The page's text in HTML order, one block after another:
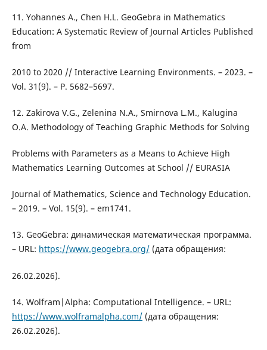
11. Yohannes A., Chen H.L. GeoGebra in Mathematics
Education: A Systematic Review of Journal Articles Published
from
2010 to 2020 // Interactive Learning Environments. – 2023. –
Vol. 31(9). – P. 5682–5697.
12. Zakirova V.G., Zelenina N.A., Smirnova L.M., Kalugina
O.A. Methodology of Teaching Graphic Methods for Solving
Problems with Parameters as a Means to Achieve High
Mathematics Learning Outcomes at School // EURASIA
Journal of Mathematics, Science and Technology Education.
– 2019. – Vol. 15(9). – em1741.
13. GeoGebra: динамическая математическая программа.
– URL: https://www.geogebra.org/(дата обращения:
26.02.2026).
14. Wolfram|Alpha: Computational Intelligence. – URL:
https://www.wolframalpha.com/(дата обращения:
26.02.2026).